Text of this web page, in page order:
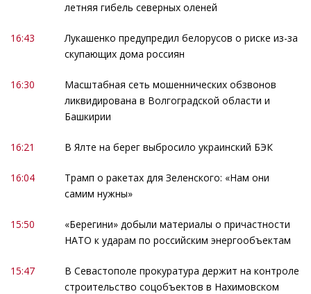
летняя гибель северных оленей
16:43
Лукашенко предупредил белорусов о риске из-за
скупающих дома россиян
16:30
Масштабная сеть мошеннических обзвонов
ликвидирована в Волгоградской области и
Башкирии
16:21 В Ялте на берег выбросило украинский БЭК
16:04
Трамп о ракетах для Зеленского: «Нам они
самим нужны»
15:50
«Берегини» добыли материалы о причастности
НАТО к ударам по российским энергообъектам
15:47
В Севастополе прокуратура держит на контроле
строительство соцобъектов в Нахимовском